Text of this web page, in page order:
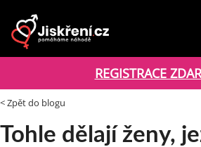
REGISTRACE
< Zpět do blogu
Tohle dělají ženy,